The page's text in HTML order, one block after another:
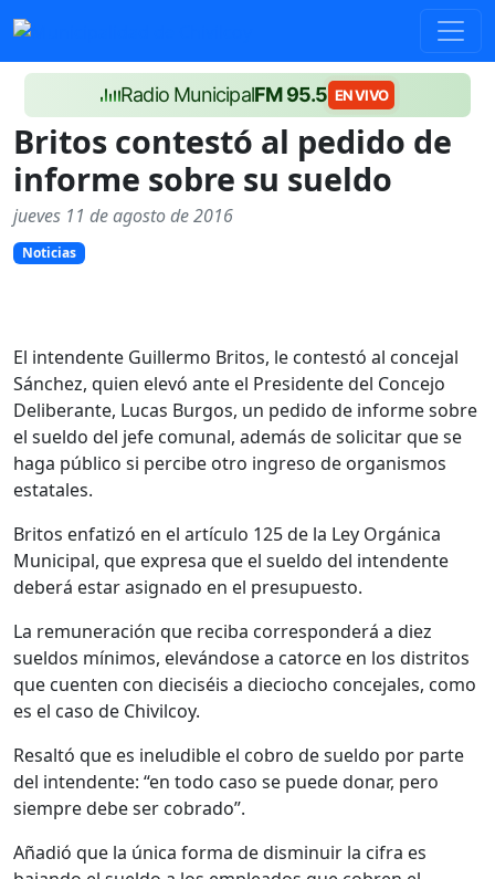
Radio MunicipalFM 95.5 EN VIVO
Britos contestó al pedido de
informe sobre su sueldo
jueves 11 de agosto de 2016
Noticias
El intendente Guillermo Britos, le contestó al concejal
Sánchez, quien elevó ante el Presidente del Concejo
Deliberante, Lucas Burgos, un pedido de informe sobre
el sueldo del jefe comunal, además de solicitar que se
haga público si percibe otro ingreso de organismos
estatales.
Britos enfatizó en el artículo 125 de la Ley Orgánica
Municipal, que expresa que el sueldo del intendente
deberá estar asignado en el presupuesto.
La remuneración que reciba corresponderá a diez
sueldos mínimos, elevándose a catorce en los distritos
que cuenten con dieciséis a dieciocho concejales, como
es el caso de Chivilcoy.
Resaltó que es ineludible el cobro de sueldo por parte
del intendente: “en todo caso se puede donar, pero
siempre debe ser cobrado”.
Añadió que la única forma de disminuir la cifra es